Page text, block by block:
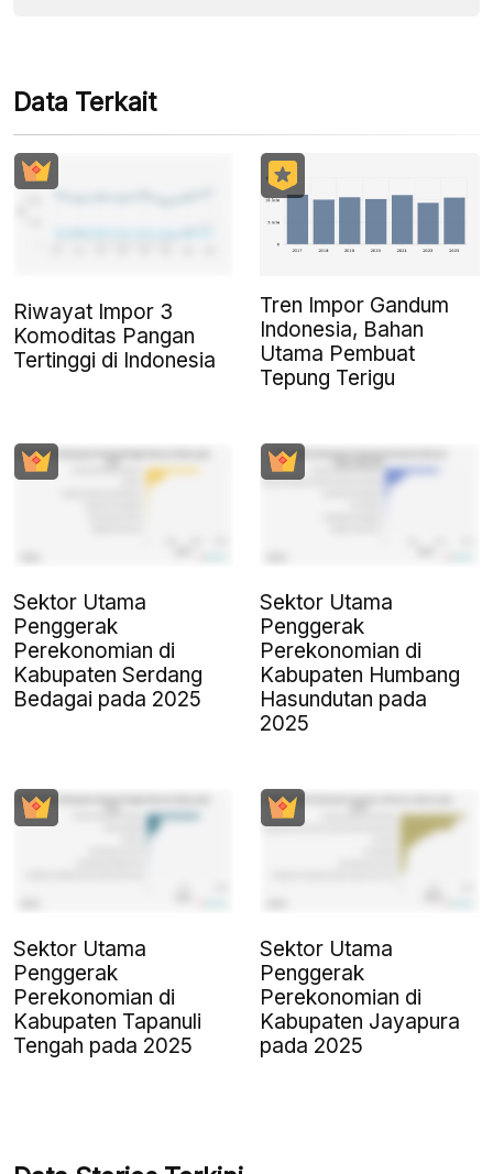
Data Terkait
Riwayat Impor 3
Komoditas Pangan
Tertinggi di Indonesia
Tren Impor Gandum
Indonesia, Bahan
Utama Pembuat
Tepung Terigu
Sektor Utama
Penggerak
Perekonomian di
Kabupaten Serdang
Bedagai pada 2025
Sektor Utama
Penggerak
Perekonomian di
Kabupaten Humbang
Hasundutan pada
2025
Sektor Utama
Penggerak
Perekonomian di
Kabupaten Tapanuli
Tengah pada 2025
Sektor Utama
Penggerak
Perekonomian di
Kabupaten Jayapura
pada 2025